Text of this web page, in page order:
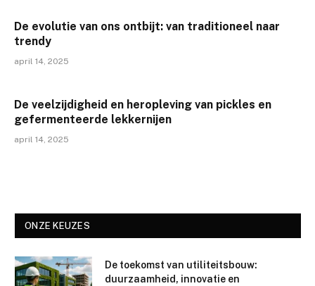
De evolutie van ons ontbijt: van traditioneel naar
trendy
april 14, 2025
De veelzijdigheid en heropleving van pickles en
gefermenteerde lekkernijen
april 14, 2025
ONZE KEUZES
De toekomst van utiliteitsbouw:
duurzaamheid, innovatie en